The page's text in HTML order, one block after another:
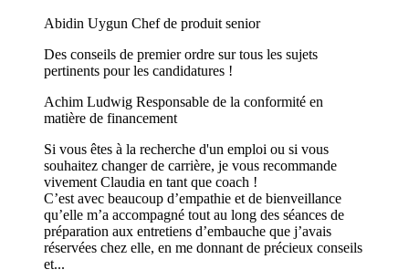
Abidin Uygun Chef de produit senior
Des conseils de premier ordre sur tous les sujets
pertinents pour les candidatures !
Achim Ludwig Responsable de la conformité en
matière de financement
Si vous êtes à la recherche d'un emploi ou si vous
souhaitez changer de carrière, je vous recommande
vivement Claudia en tant que coach !
C’est avec beaucoup d’empathie et de bienveillance
qu’elle m’a accompagné tout au long des séances de
préparation aux entretiens d’embauche que j’avais
réservées chez elle, en me donnant de précieux conseils
et...